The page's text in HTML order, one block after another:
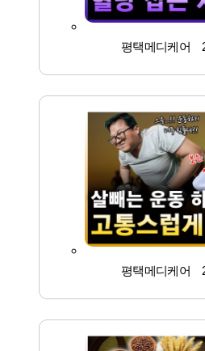
평택메디케어
평택메디케어